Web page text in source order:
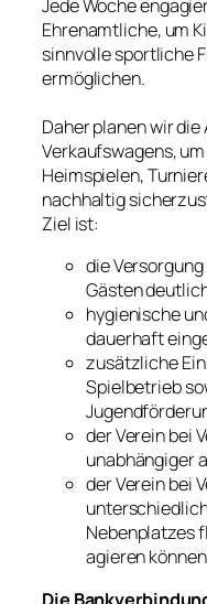
Jede Woche
Ehrenamtliche, um
sinnvolle sportliche
ermöglichen.
Daher planen wir
Verkaufswagens,
Heimspielen,
nachhaltig
Ziel ist:
die
Gästen
hygienische
dauerhaft
zusätzliche
Spielbetrieb
der Verein bei
unabhängiger
der Verein bei
Nebenplatzes
agieren können